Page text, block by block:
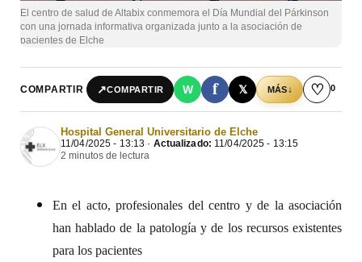
El centro de salud de Altabix conmemora el Día Mundial del Párkinson
con una jornada informativa organizada junto a la asociación de
pacientes de Elche
COMPARTIR ↗COMPARTIR W f 𝕏 MÁS↓ ♡ 0
Hospital General Universitario de Elche
11/04/2025 - 13:13 · Actualizado: 11/04/2025 - 13:15
2 minutos de lectura
En el acto, profesionales del centro y de la asociación
han hablado de la patología y de los recursos existentes
para los pacientes